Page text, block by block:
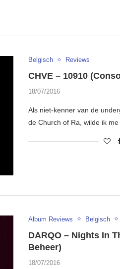
Belgisch Reviews
CHVE – 10910
18/07/2016
Als niet-kenner van de
de Church of Ra, wilde ik
Album Reviews Belgisch
DARQO – Nights In
Beheer)
18/07/2016